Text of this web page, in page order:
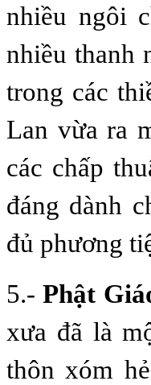
nhiều ngôi
nhiều thanh
trong các
Lan vừa ra
các chấp
đáng dành
đủ phương
5.-Phật
xưa đã là
thôn xóm